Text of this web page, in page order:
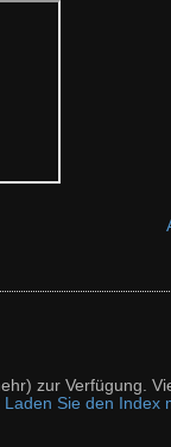
zur Verfügung.
Laden Sie den Index